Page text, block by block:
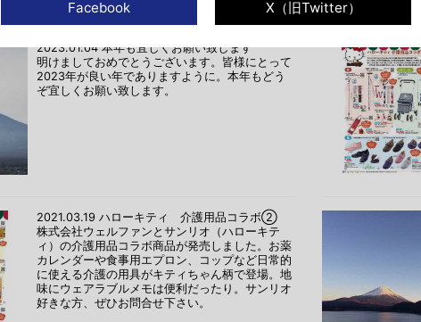
2023.01.04 本年も宜しくお願い致します
明けましておめでとうございます。皆様にとって
2023年が良い年でありますように。本年もどう
ぞ宜しくお願い致します。
2021.03.19 ハローキティ 介護用品コラボ②
株式会社ウェルファンとサンリオ（ハローキテ
ィ）の介護用品コラボ商品が発売しました。お薬
カレンダーや食事用エプロン、コップなど日常的
に使える介護の用具がキティちゃん柄で登場。地
味にウェアラブルメモは便利だったり。サンリオ
好きな方、ぜひお問合せ下さい。